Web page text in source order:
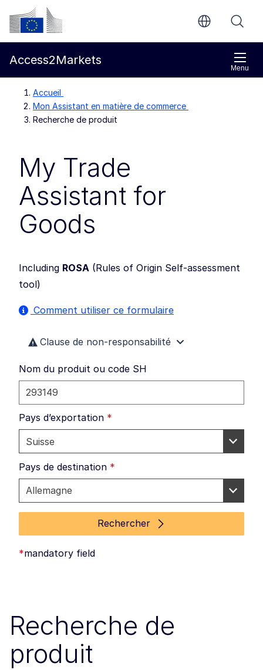
Aller directement au contenu principal
Commission européenne
Menu
Access2Markets
Accueil
Mon Assistant en matière de commerce
Recherche de produit
My Trade
Assistant for
Goods
Including ROSA (Rules of Origin Self-assessment
tool)
Comment utiliser ce formulaire
Clause de non-responsabilité
Nom du produit ou code SH
Pays d’exportation *
Pays de destination *
Rechercher
*mandatory field
Recherche de
produit